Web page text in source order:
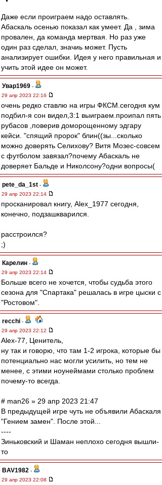
Даже если проиграем надо оставлять.
Абаскаль осенью показал как умеет. Да , зима
провален, да команда мертвая. Но раз уже
один раз сделал, значиь может. Пусть
анализирует ошибки. Идея у него правильная и
учить этой идее он может.
Увар1969 -
29 апр 2023 22:16
очень редко ставлю на игры ФКСМ.сегодня кум
подбил-я сон видел,3:1 выиграем.проипал пять
рубасов ,поверив доморощенному эдгару
кейси. "спящий пророк" блин((зы...сколько
можно доверять Селихову? Витя Мозес-совсем
с футболом завязал?почему Абаскаль не
доверяет Бальде и Николсону?одни вопросы(
pete_da_1st -
29 апр 2023 22:14
просканировал книгу, Alex_1977 сегодня,
конечно, подзашкварился.
расстроился?
;)
Карелин -
29 апр 2023 22:14
Больше всего не хочется, чтобы судьба этого
сезона для "Спартака" решалась в игре цыски с
"Ростовом".
recchi -
29 апр 2023 22:12
Alex-77, Ценитель,
ну так и говорю, что там 1-2 игрока, которые бы
потенциально нас могли усилить, но тем не
менее, с этими ноунеймами столько проблем
почему-то всегда.
# man26 » 29 апр 2023 21:47
В предыдущей игре чуть не объявили Абаскаля
"Гением замен". После этой...
----
Зиньковский и Шаман неплохо сегодня вышли-
то
BAV1982 -
29 апр 2023 22:08